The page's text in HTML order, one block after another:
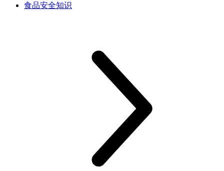
食品安全知识